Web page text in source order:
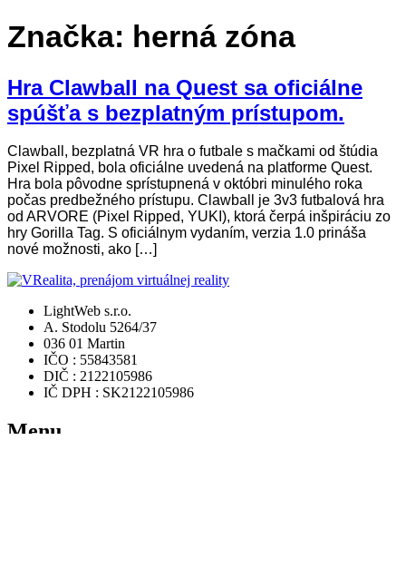
Značka: herná zóna
Hra Clawball na Quest sa oficiálne
spúšťa s bezplatným prístupom.
Clawball, bezplatná VR hra o futbale s mačkami od štúdia
Pixel Ripped, bola oficiálne uvedená na platforme Quest.
Hra bola pôvodne sprístupnená v októbri minulého roka
počas predbežného prístupu. Clawball je 3v3 futbalová hra
od ARVORE (Pixel Ripped, YUKI), ktorá čerpá inšpiráciu zo
hry Gorilla Tag. S oficiálnym vydaním, verzia 1.0 prináša
nové možnosti, ako […]
LightWeb s.r.o.
A. Stodolu 5264/37
036 01 Martin
IČO : 55843581
DIČ : 2122105986
IČ DPH : SK2122105986
Menu